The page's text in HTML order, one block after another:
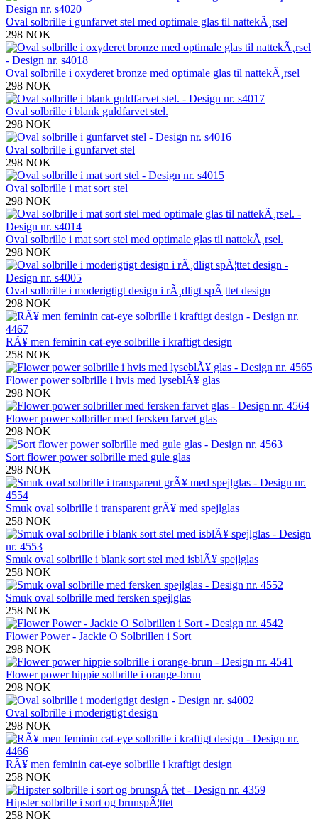
Oval solbrille i gunfarvet stel med optimale glas til nattekÃ¸rsel
298 NOK
Oval solbrille i oxyderet bronze med optimale glas til nattekÃ¸rsel
298 NOK
Oval solbrille i blank guldfarvet stel.
298 NOK
Oval solbrille i gunfarvet stel
298 NOK
Oval solbrille i mat sort stel
298 NOK
Oval solbrille i mat sort stel med optimale glas til nattekÃ¸rsel.
298 NOK
Oval solbrille i moderigtigt design i rÃ¸dligt spÃ¦ttet design
298 NOK
RÃ¥ men feminin cat-eye solbrille i kraftigt design
258 NOK
Flower power solbrille i hvis med lyseblÃ¥ glas
298 NOK
Flower power solbriller med fersken farvet glas
298 NOK
Sort flower power solbrille med gule glas
298 NOK
Smuk oval solbrille i transparent grÃ¥ med spejlglas
258 NOK
Smuk oval solbrille i blank sort stel med isblÃ¥ spejlglas
258 NOK
Smuk oval solbrille med fersken spejlglas
258 NOK
Flower Power - Jackie O Solbrillen i Sort
298 NOK
Flower power hippie solbrille i orange-brun
298 NOK
Oval solbrille i moderigtigt design
298 NOK
RÃ¥ men feminin cat-eye solbrille i kraftigt design
258 NOK
Hipster solbrille i sort og brunspÃ¦ttet
258 NOK